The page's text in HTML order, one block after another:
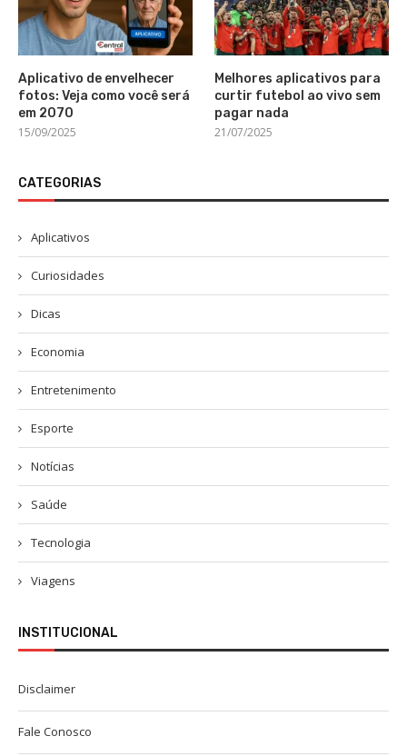
Aplicativo de envelhecer
fotos: Veja como você será
em 2070
15/09/2025
Melhores aplicativos para
curtir futebol ao vivo sem
pagar nada
21/07/2025
CATEGORIAS
Aplicativos
Curiosidades
Dicas
Economia
Entretenimento
Esporte
Notícias
Saúde
Tecnologia
Viagens
INSTITUCIONAL
Disclaimer
Fale Conosco